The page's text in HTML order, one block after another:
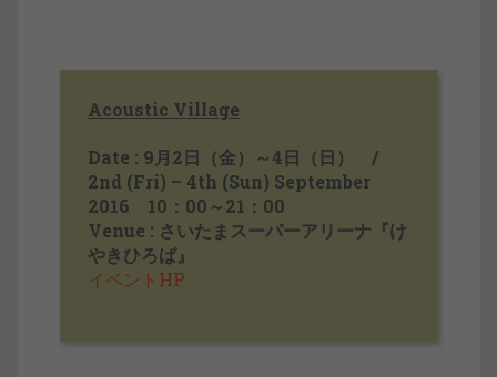
Acoustic Village
Date : 9月2日（金）～4日（日） /
2nd (Fri) – 4th (Sun) September
2016 10：00～21：00
Venue : さいたまスーパーアリーナ『け
やきひろば』
イベントHP